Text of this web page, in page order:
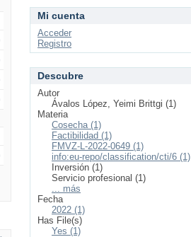
Mi cuenta
Acceder
Registro
Descubre
Autor
Ávalos López, Yeimi Brittgi (1)
Materia
Cosecha (1)
Factibilidad (1)
FMVZ-L-2022-0649 (1)
info:eu-repo/classification/cti/6 (1)
Inversión (1)
Servicio profesional (1)
... más
Fecha
2022 (1)
Has File(s)
Yes (1)